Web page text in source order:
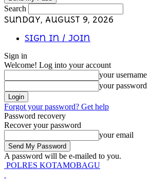
Search
Sunday, August 9, 2026
Sign in / Join
Sign in
Welcome! Log into your account
your username
your password
Forgot your password? Get help
Password recovery
Recover your password
your email
A password will be e-mailed to you.
POLRES KOTAMOBAGU